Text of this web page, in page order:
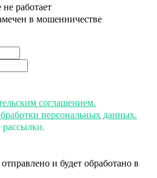
работает
в мошенничестве
соглашением.
персональных данных.
рассылки.
и будет обработано в